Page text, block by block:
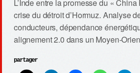
L’Inde entre la promesse du «
crise du détroit d’Hormuz. Analyse
conducteurs, dépendance
alignement 2.0 dans un Moyen-
partager